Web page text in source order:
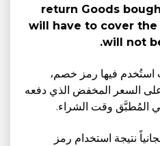
return Goods
will have to cover
will not
استُخدم فيها رمز خصم،
على السعر المخفض الذي دفعه
المُطبَّق وقت الشراء.
نتيجة استخدام رمز